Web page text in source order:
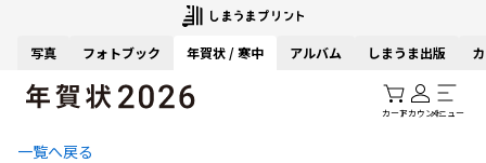
写真 フォトブック 年賀状 / 寒中 アルバム しまうま出版
カートアカウントメニュー
一覧へ戻る